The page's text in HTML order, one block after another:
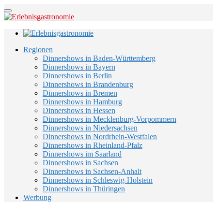
Regionen
Dinnershows in Baden-Württemberg
Dinnershows in Bayern
Dinnershows in Berlin
Dinnershows in Brandenburg
Dinnershows in Bremen
Dinnershows in Hamburg
Dinnershows in Hessen
Dinnershows in Mecklenburg-Vorpommern
Dinnershows in Niedersachsen
Dinnershows in Nordrhein-Westfalen
Dinnershows in Rheinland-Pfalz
Dinnershows im Saarland
Dinnershows in Sachsen
Dinnershows in Sachsen-Anhalt
Dinnershows in Schleswig-Holstein
Dinnershows in Thüringen
Werbung